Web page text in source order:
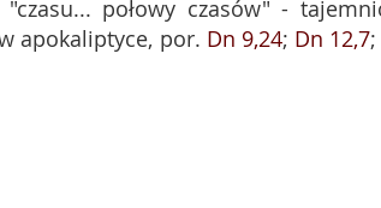
połowy czasów" -
apokaliptyce, por. Dn 9,24; Dn 12,7;